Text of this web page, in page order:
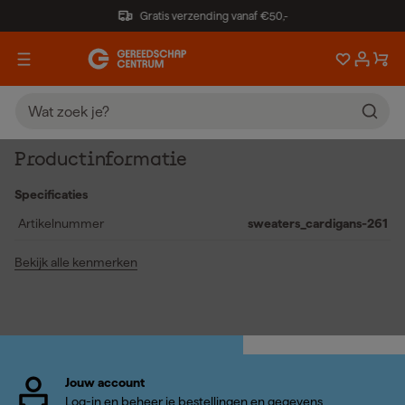
Gratis verzending vanaf €50,-
Productinformatie
Specificaties
Artikelnummer
sweaters_cardigans-261
Bekijk alle kenmerken
Jouw account
Log-in en beheer je bestellingen en gegevens